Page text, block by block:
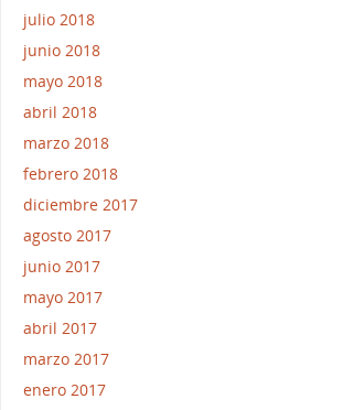
julio 2018
junio 2018
mayo 2018
abril 2018
marzo 2018
febrero 2018
diciembre 2017
agosto 2017
junio 2017
mayo 2017
abril 2017
marzo 2017
enero 2017